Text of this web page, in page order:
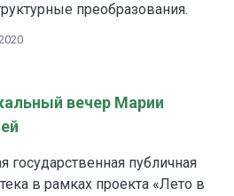
преобразования.
вечер Марии
государственная публичная
в рамках проекта «Лето в